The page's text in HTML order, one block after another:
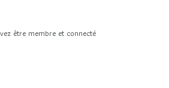
être membre et connecté